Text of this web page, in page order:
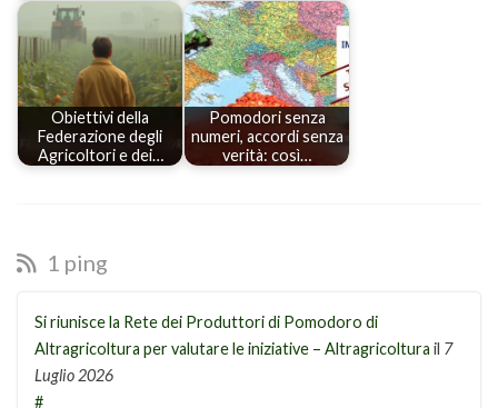
Obiettivi della
Federazione degli
Agricoltori e dei…
Pomodori senza
numeri, accordi senza
verità: così…
1 ping
Si riunisce la Rete dei Produttori di Pomodoro di
Altragricoltura per valutare le iniziative – Altragricoltura il 7
Luglio 2026
#